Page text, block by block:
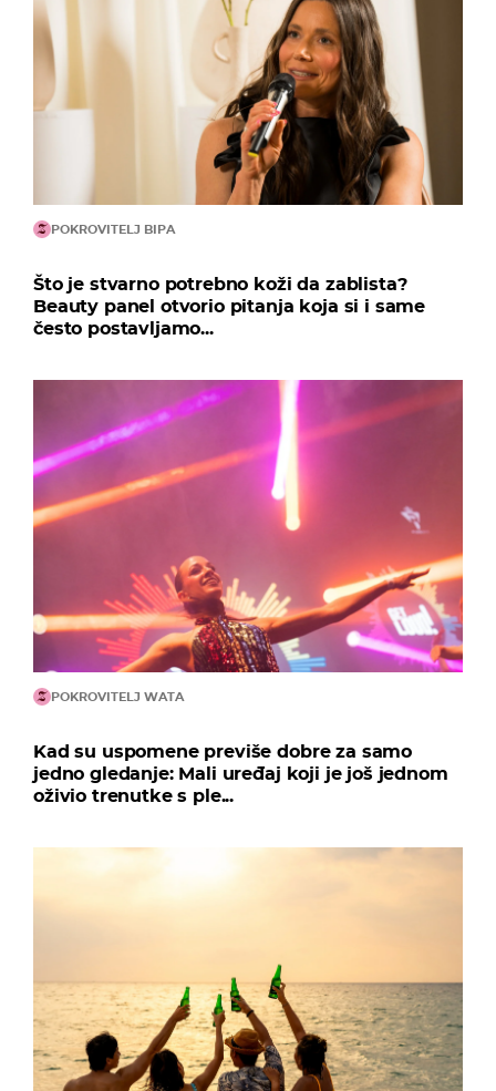
POKROVITELJ BIPA
Što je stvarno potrebno koži da zablista?
Beauty panel otvorio pitanja koja si i same
često postavljamo...
POKROVITELJ WATA
Kad su uspomene previše dobre za samo
jedno gledanje: Mali uređaj koji je još jednom
oživio trenutke s ple...